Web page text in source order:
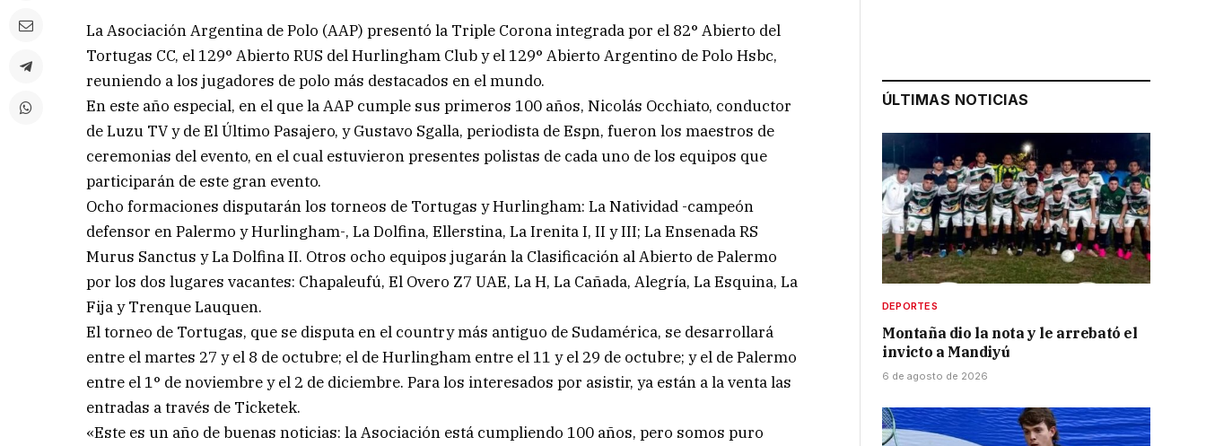
La Asociación Argentina de Polo (AAP) presentó la Triple Corona integrada por el 82° Abierto del
Tortugas CC, el 129° Abierto RUS del Hurlingham Club y el 129° Abierto Argentino de Polo Hsbc,
reuniendo a los jugadores de polo más destacados en el mundo.
En este año especial, en el que la AAP cumple sus primeros 100 años, Nicolás Occhiato, conductor
de Luzu TV y de El Último Pasajero, y Gustavo Sgalla, periodista de Espn, fueron los maestros de
ceremonias del evento, en el cual estuvieron presentes polistas de cada uno de los equipos que
participarán de este gran evento.
Ocho formaciones disputarán los torneos de Tortugas y Hurlingham: La Natividad -campeón
defensor en Palermo y Hurlingham-, La Dolfina, Ellerstina, La Irenita I, II y III; La Ensenada RS
Murus Sanctus y La Dolfina II. Otros ocho equipos jugarán la Clasificación al Abierto de Palermo
por los dos lugares vacantes: Chapaleufú, El Overo Z7 UAE, La H, La Cañada, Alegría, La Esquina, La
Fija y Trenque Lauquen.
El torneo de Tortugas, que se disputa en el country más antiguo de Sudamérica, se desarrollará
entre el martes 27 y el 8 de octubre; el de Hurlingham entre el 11 y el 29 de octubre; y el de Palermo
entre el 1° de noviembre y el 2 de diciembre. Para los interesados por asistir, ya están a la venta las
entradas a través de Ticketek.
«Este es un año de buenas noticias: la Asociación está cumpliendo 100 años, pero somos puro
ÚLTIMAS NOTICIAS
DEPORTES
Montaña dio la nota y le arrebató el
invicto a Mandiyú
6 de agosto de 2026